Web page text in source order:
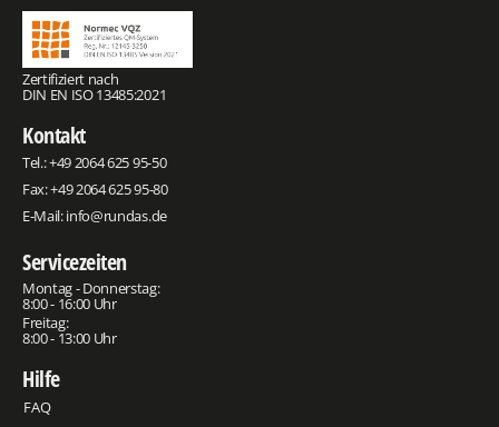
Zertifiziert nach
DIN EN ISO 13485:2021
Kontakt
Tel.:+49 2064 625 95-50
Fax: +49 2064 625 95-80
E-Mail:info@rundas.de
Servicezeiten
Montag - Donnerstag:
8:00 - 16:00 Uhr
Freitag:
8:00 - 13:00 Uhr
Hilfe
FAQ